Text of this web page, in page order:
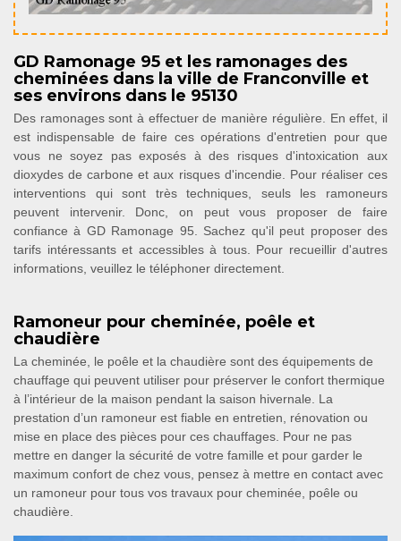
GD Ramonage 95 et les ramonages des
cheminées dans la ville de Franconville et
ses environs dans le 95130
Des ramonages sont à effectuer de manière régulière. En effet, il
est indispensable de faire ces opérations d'entretien pour que
vous ne soyez pas exposés à des risques d'intoxication aux
dioxydes de carbone et aux risques d'incendie. Pour réaliser ces
interventions qui sont très techniques, seuls les ramoneurs
peuvent intervenir. Donc, on peut vous proposer de faire
confiance à GD Ramonage 95. Sachez qu'il peut proposer des
tarifs intéressants et accessibles à tous. Pour recueillir d'autres
informations, veuillez le téléphoner directement.
Ramoneur pour cheminée, poêle et
chaudière
La cheminée, le poêle et la chaudière sont des équipements de
chauffage qui peuvent utiliser pour préserver le confort thermique
à l’intérieur de la maison pendant la saison hivernale. La
prestation d’un ramoneur est fiable en entretien, rénovation ou
mise en place des pièces pour ces chauffages. Pour ne pas
mettre en danger la sécurité de votre famille et pour garder le
maximum confort de chez vous, pensez à mettre en contact avec
un ramoneur pour tous vos travaux pour cheminée, poêle ou
chaudière.